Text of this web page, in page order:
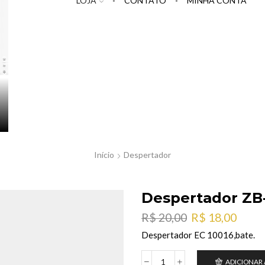
Início Despertador
Despertador
R$20,00 O
preço
R$ 18,00O
preço
é:
Despertador EC 10016,bate.
ADICIONAR